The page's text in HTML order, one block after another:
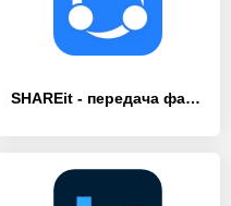
SHAREit - передача файлов